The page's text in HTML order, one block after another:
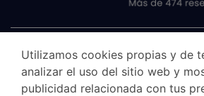
Utilizamos cookies propias y de
analizar el uso del sitio web y
publicidad relacionada con tus